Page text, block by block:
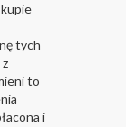
tych
to
i